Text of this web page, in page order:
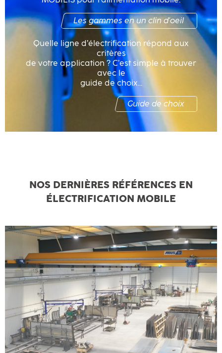
Les gammes en un clin d'oeil
Quelle ligne d’électrification répond aux
critères
de votre application ? C’est simple à trouver
avec le
guide de choix...
Guide de choix
NOS DERNIÈRES RÉFÉRENCES EN
ÉLECTRIFICATION MOBILE